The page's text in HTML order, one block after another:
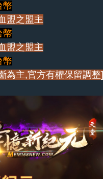
幣
盟之盟主
幣
盟之盟主
幣
為主,官方有權保留調整]